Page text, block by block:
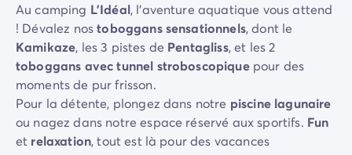
Camping Barcelone
Camping Escala
Camping Palamos
Camping Tossa de Mar
Camping Costa Dorada
Camping Communauté Valencienne
Camping Costa Blanca
Camping Alicante
Au camping L'Idéal, l'aventure aquatique vous attend
! Dévalez nostoboggans sensationnels, dont le
Kamikaze, les 3 pistes de Pentagliss, et les 2
toboggans avec tunnel stroboscopiquepour des
moments de pur frisson.
Pour la détente, plongez dans notre piscine lagunaire
ou nagez dans notre espace réservé aux sportifs. Fun
et relaxation, tout est là pour des vacances